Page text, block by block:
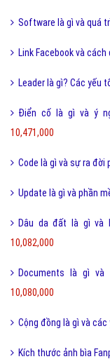
Software là gì và quá
Link Facebook và
Leader là gì? Các yếu
Điển cố là gì và ý
10,471,000
Code là gì và sự ra đời
Update là gì và phần
Dâu da đất là gì và
10,082,000
Documents là gì
10,080,000
Cộng đồng là gì và
Kích thước ảnh bìa